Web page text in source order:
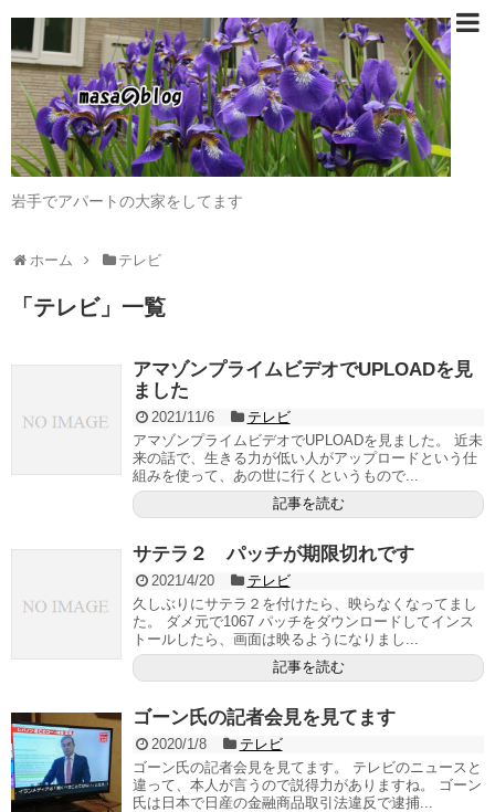
岩手でアパートの大家をしてます
ホーム テレビ
「 テレビ」 一覧
アマゾンプライムビデオでUPLOADを見
ました
2021/11/6
テレビ
アマゾンプライムビデオでUPLOADを見ました。 近未
来の話で、生きる力が低い人がアップロードという仕
組みを使って、あの世に行くというもので...
記事を読む
サテラ２ パッチが期限切れです
2021/4/20
テレビ
久しぶりにサテラ２を付けたら、映らなくなってまし
た。 ダメ元で1067 パッチをダウンロードしてインス
トールしたら、画面は映るようになりまし...
記事を読む
ゴーン氏の記者会見を見てます
2020/1/8
テレビ
ゴーン氏の記者会見を見てます。 テレビのニュースと
違って、本人が言うので説得力がありますね。 ゴーン
氏は日本で日産の金融商品取引法違反で逮捕...